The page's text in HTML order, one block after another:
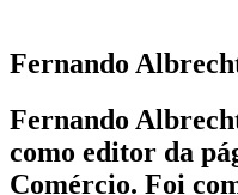
Fernando
Fernando
como editor da
Comércio. Foi